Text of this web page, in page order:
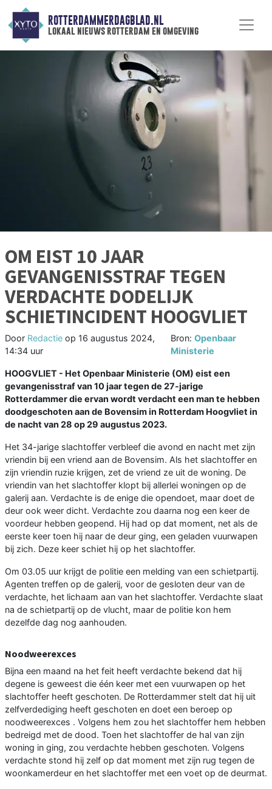
ROTTERDAMMERDAGBLAD.NL
lokaal nieuws rotterdam en omgeving
OM EIST 10 JAAR
GEVANGENISSTRAF TEGEN
VERDACHTE DODELIJK
SCHIETINCIDENT HOOGVLIET
Door Redactie op 16 augustus 2024,
14:34 uur
Bron: Openbaar
Ministerie
HOOGVLIET - Het Openbaar Ministerie (OM) eist een
gevangenisstraf van 10 jaar tegen de 27-jarige
Rotterdammer die ervan wordt verdacht een man te hebben
doodgeschoten aan de Bovensim in Rotterdam Hoogvliet in
de nacht van 28 op 29 augustus 2023.
Het 34-jarige slachtoffer verbleef die avond en nacht met zijn
vriendin bij een vriend aan de Bovensim. Als het slachtoffer en
zijn vriendin ruzie krijgen, zet de vriend ze uit de woning. De
vriendin van het slachtoffer klopt bij allerlei woningen op de
galerij aan. Verdachte is de enige die opendoet, maar doet de
deur ook weer dicht. Verdachte zou daarna nog een keer de
voordeur hebben geopend. Hij had op dat moment, net als de
eerste keer toen hij naar de deur ging, een geladen vuurwapen
bij zich. Deze keer schiet hij op het slachtoffer.
Om 03.05 uur krijgt de politie een melding van een schietpartij.
Agenten treffen op de galerij, voor de gesloten deur van de
verdachte, het lichaam aan van het slachtoffer. Verdachte slaat
na de schietpartij op de vlucht, maar de politie kon hem
dezelfde dag nog aanhouden.
Noodweerexces
Bijna een maand na het feit heeft verdachte bekend dat hij
degene is geweest die één keer met een vuurwapen op het
slachtoffer heeft geschoten. De Rotterdammer stelt dat hij uit
zelfverdediging heeft geschoten en doet een beroep op
noodweerexces . Volgens hem zou het slachtoffer hem hebben
bedreigd met de dood. Toen het slachtoffer de hal van zijn
woning in ging, zou verdachte hebben geschoten. Volgens
verdachte stond hij zelf op dat moment met zijn rug tegen de
woonkamerdeur en het slachtoffer met een voet op de deurmat.